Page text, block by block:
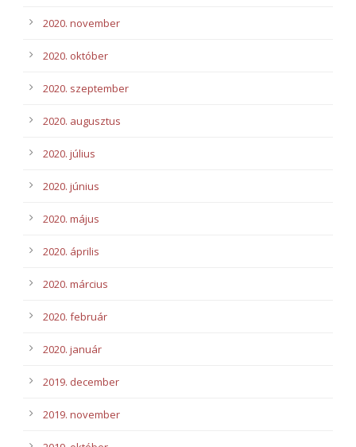
2020. november
2020. október
2020. szeptember
2020. augusztus
2020. július
2020. június
2020. május
2020. április
2020. március
2020. február
2020. január
2019. december
2019. november